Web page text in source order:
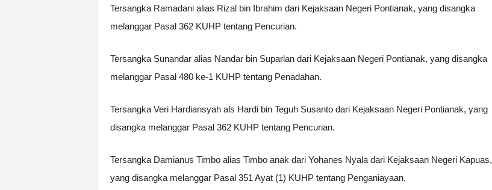
Tersangka Ramadani alias Rizal bin Ibrahim dari Kejaksaan Negeri Pontianak, yang disangka
melanggar Pasal 362 KUHP tentang Pencurian.
Tersangka Sunandar alias Nandar bin Suparlan dari Kejaksaan Negeri Pontianak, yang disangka
melanggar Pasal 480 ke-1 KUHP tentang Penadahan.
Tersangka Veri Hardiansyah als Hardi bin Teguh Susanto dari Kejaksaan Negeri Pontianak, yang
disangka melanggar Pasal 362 KUHP tentang Pencurian.
Tersangka Damianus Timbo alias Timbo anak dari Yohanes Nyala dari Kejaksaan Negeri Kapuas,
yang disangka melanggar Pasal 351 Ayat (1) KUHP tentang Penganiayaan.